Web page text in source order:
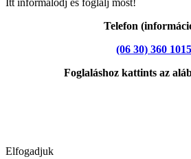
Telefon
(06 30) 360 1015
Foglaláshoz kattints az
Elfogadjuk